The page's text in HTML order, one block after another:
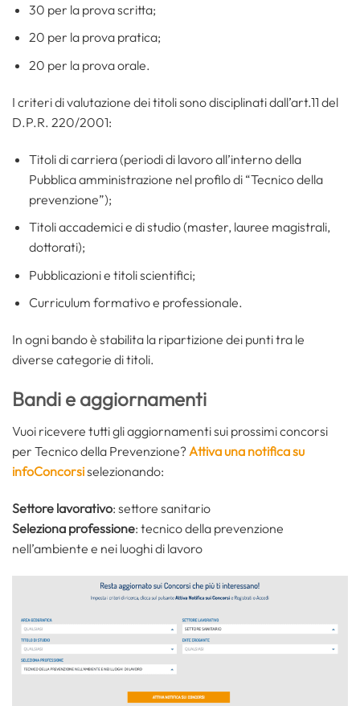
30 per la prova scritta;
20 per la prova pratica;
20 per la prova orale.
I criteri di valutazione dei titoli sono disciplinati dall’art.11 del
D.P.R. 220/2001:
Titoli di carriera (periodi di lavoro all’interno della
Pubblica amministrazione nel profilo di “Tecnico della
prevenzione”);
Titoli accademici e di studio (master, lauree magistrali,
dottorati);
Pubblicazioni e titoli scientifici;
Curriculum formativo e professionale.
In ogni bando è stabilita la ripartizione dei punti tra le
diverse categorie di titoli.
Bandi e aggiornamenti
Vuoi ricevere tutti gli aggiornamenti sui prossimi concorsi
per Tecnico della Prevenzione? Attiva una notifica su
infoConcorsiselezionando:
Settore lavorativo: settore sanitario
Seleziona professione: tecnico della prevenzione
nell’ambiente e nei luoghi di lavoro